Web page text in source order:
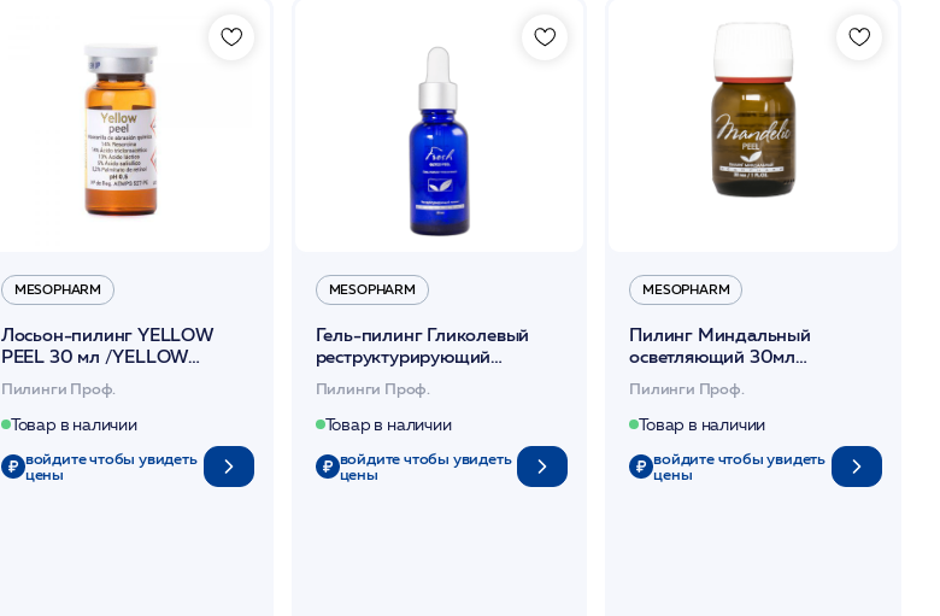
MESOPHARM
Лосьон-пилинг YELLOW
PEEL 30 мл /YELLOW
PEELING /MESOPHARM
Пилинги Проф.
Товар в наличии
войдите чтобы увидеть
цены
MESOPHARM
Гель-пилинг Гликолевый
реструктурирующий
антиоксидантный 30мл
/FRESH:GLYCO PEEL
/MESOPHARM *
Пилинги Проф.
Товар в наличии
войдите чтобы увидеть
цены
MESOPHARM
Пилинг Миндальный
осветляющий 30мл
/MANDELIC PEELING
/MESOPHARM*
Пилинги Проф.
Товар в наличии
войдите чтобы увидеть
цены